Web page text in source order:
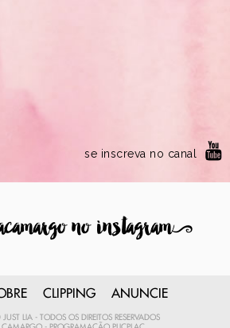
se inscreva no canal
no instagram9
CLIPPING ANUNCIE
LIA - TODOS OS DIREITOS RESERVADOS